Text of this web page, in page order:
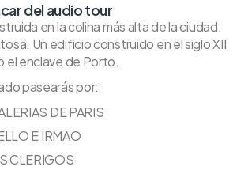
del audio tour
en la colina más alta de la ciudad.
Un edificio construido en el siglo XII
el enclave de Porto.
pasearás por:
DE PARIS
E IRMAO
CLERIGOS